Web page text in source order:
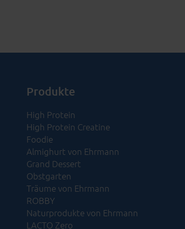
Produkte
High Protein
High Protein Creatine
Foodie
Almighurt von Ehrmann
Grand Dessert
Obstgarten
Träume von Ehrmann
ROBBY
Naturprodukte von Ehrmann
LACTO Zero